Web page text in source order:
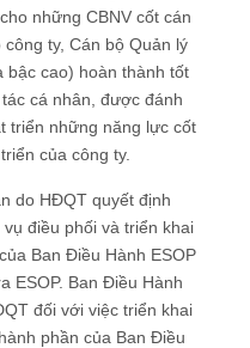
những CBNV cốt cán
ty, Cán bộ Quản lý
bậc cao) hoàn thành tốt
cá nhân, được đánh
triển những năng lực cốt
của công ty.
do HĐQT quyết định
điều phối và triển khai
Ban Điều Hành ESOP
ESOP. Ban Điều Hành
đối với việc triển khai
phần của Ban Điều